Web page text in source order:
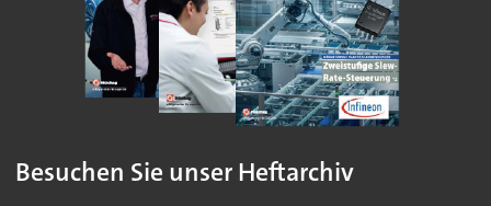
Besuchen Sie unser Heftarchiv